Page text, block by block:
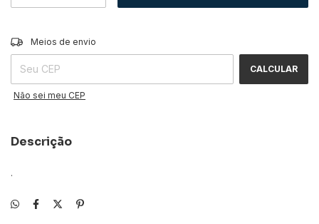
Entregas para o CEP:
Meios de envio
CALCULAR
Não sei meu CEP
Descrição
.